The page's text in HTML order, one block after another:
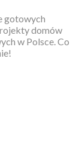
gotowych
domów
w Polsce. Co